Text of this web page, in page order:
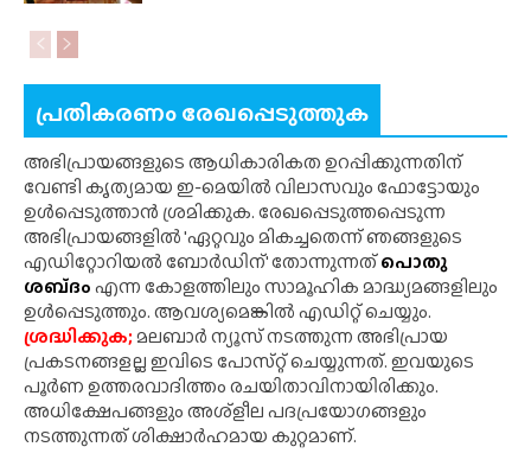
പ്രതികരണം രേഖപ്പെടുത്തുക
അഭിപ്രായങ്ങളുടെ ആധികാരികത ഉറപ്പിക്കുന്നതിന്
വേണ്ടി കൃത്യമായ ഇ-മെയിൽ വിലാസവും ഫോട്ടോയും
ഉൾപ്പെടുത്താൻ ശ്രമിക്കുക. രേഖപ്പെടുത്തപ്പെടുന്ന
അഭിപ്രായങ്ങളിൽ 'ഏറ്റവും മികച്ചതെന്ന് ഞങ്ങളുടെ
എഡിറ്റോറിയൽ ബോർഡിന്' തോന്നുന്നത്പൊതു
ശബ്‌ദംഎന്ന കോളത്തിലും സാമൂഹിക മാദ്ധ്യമങ്ങളിലും
ഉൾപ്പെടുത്തും. ആവശ്യമെങ്കിൽ എഡിറ്റ് ചെയ്യും.
ശ്രദ്ധിക്കുക;മലബാർ ന്യൂസ് നടത്തുന്ന അഭിപ്രായ
പ്രകടനങ്ങളല്ല ഇവിടെ പോസ്‌റ്റ് ചെയ്യുന്നത്. ഇവയുടെ
പൂർണ ഉത്തരവാദിത്തം രചയിതാവിനായിരിക്കും.
അധിക്ഷേപങ്ങളും അശ്‌ളീല പദപ്രയോഗങ്ങളും
നടത്തുന്നത് ശിക്ഷാർഹമായ കുറ്റമാണ്.